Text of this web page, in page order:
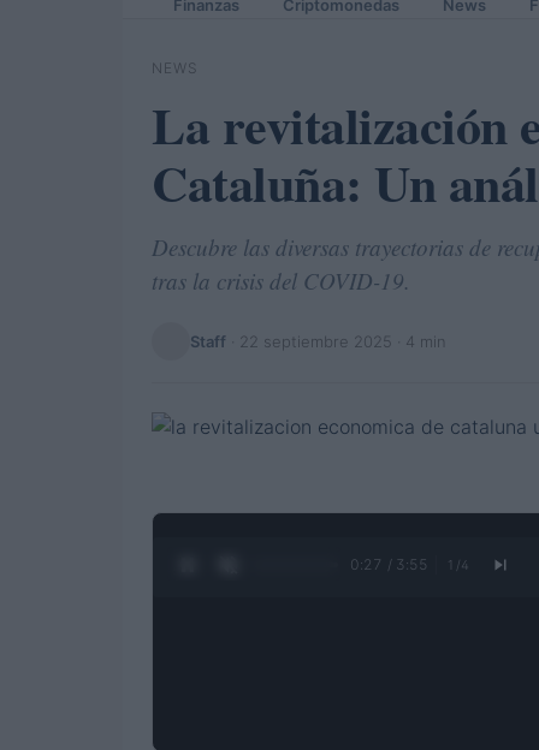
Finanzas Criptomonedas News
NEWS
La revitalización
Cataluña: Un
Descubre las diversas trayectorias de
tras la crisis del COVID-19.
Staff 22 septiembre 2025 · 4 min
0:28 / 3:55 1 /4